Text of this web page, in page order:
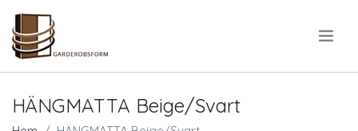
HÄNGMATTA Beige/Svart